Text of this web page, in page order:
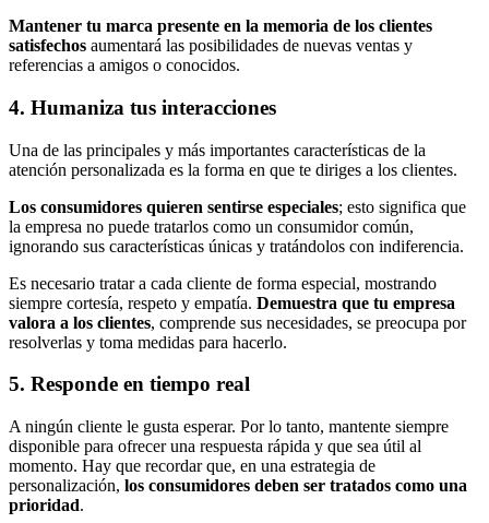
Mantener tu marca presente en la memoria de los clientes
satisfechos aumentará las posibilidades de nuevas ventas y
referencias a amigos o conocidos.
4. Humaniza tus interacciones
Una de las principales y más importantes características de la
atención personalizada es la forma en que te diriges a los clientes.
Los consumidores quieren sentirse especiales; esto significa que
la empresa no puede tratarlos como un consumidor común,
ignorando sus características únicas y tratándolos con indiferencia.
Es necesario tratar a cada cliente de forma especial, mostrando
siempre cortesía, respeto y empatía. Demuestra que tu empresa
valora a los clientes, comprende sus necesidades, se preocupa por
resolverlas y toma medidas para hacerlo.
5. Responde en tiempo real
A ningún cliente le gusta esperar. Por lo tanto, mantente siempre
disponible para ofrecer una respuesta rápida y que sea útil al
momento. Hay que recordar que, en una estrategia de
personalización, los consumidores deben ser tratados como una
prioridad.